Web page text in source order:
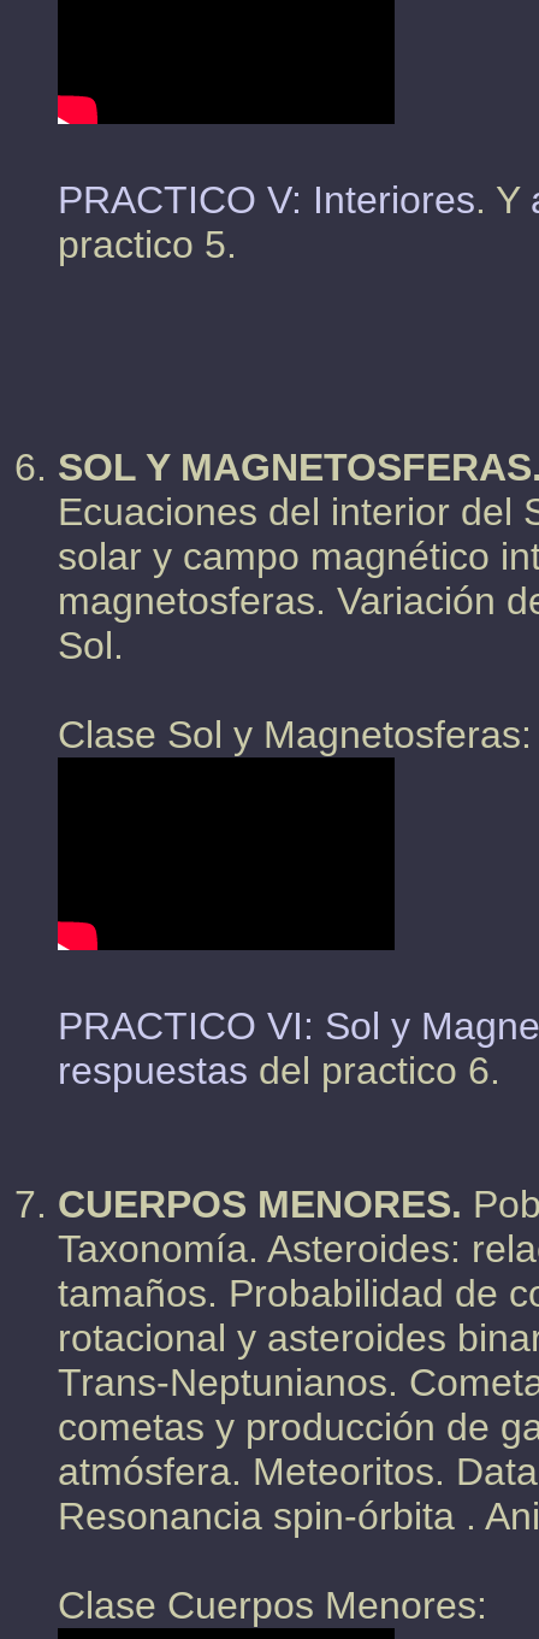
PRACTICO V: Interiores. Y
practico 5.
SOL Y
Ecuaciones del interior del
solar y campo magnético
magnetosferas. Variación
Sol.
Clase Sol y Magnetosferas:
PRACTICO VI: Sol y
respuestas del practico 6.
CUERPOS MENORES.
Taxonomía. Asteroides:
tamaños. Probabilidad de
rotacional y asteroides
Trans-Neptunianos.
cometas y producción de
atmósfera. Meteoritos.
Resonancia spin-órbita .
Clase Cuerpos Menores: